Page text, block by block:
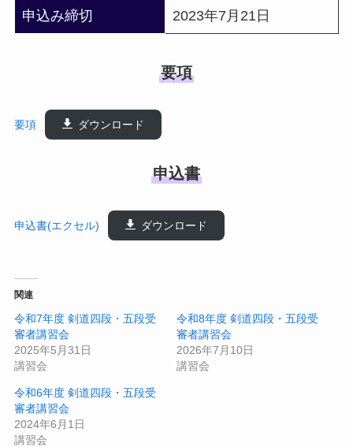
申込み締切 2023年7月21日
要項
要項 ダウンロード
申込書
申込書(エクセル) ダウンロード
関連
令和7年度 剣道四段・五段受
審者講習会
2025年5月31日
講習会
令和8年度 剣道四段・五段受
審者講習会
2026年7月10日
講習会
令和6年度 剣道四段・五段受
審者講習会
2024年6月1日
講習会